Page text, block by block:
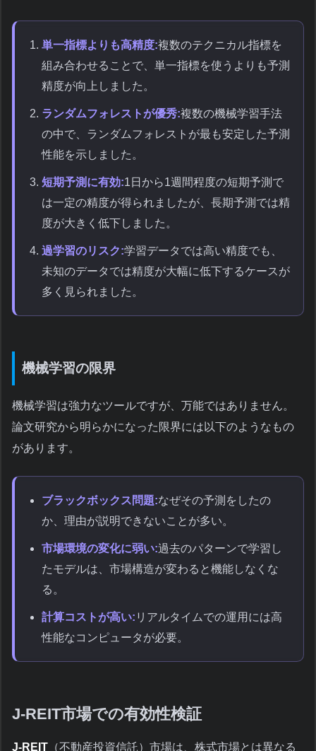
単一指標よりも高精度:複数のテクニカル指標を
組み合わせることで、単一指標を使うよりも予測
精度が向上しました。
ランダムフォレストが優秀:複数の機械学習手法
の中で、ランダムフォレストが最も安定した予測
性能を示しました。
短期予測に有効:1日から1週間程度の短期予測で
は一定の精度が得られましたが、長期予測では精
度が大きく低下しました。
過学習のリスク:学習データでは高い精度でも、
未知のデータでは精度が大幅に低下するケースが
多く見られました。
機械学習の限界
機械学習は強力なツールですが、万能ではありません。
論文研究から明らかになった限界には以下のようなもの
があります。
ブラックボックス問題:なぜその予測をしたの
か、理由が説明できないことが多い。
市場環境の変化に弱い:過去のパターンで学習し
たモデルは、市場構造が変わると機能しなくな
る。
計算コストが高い: リアルタイムでの運用には高
性能なコンピュータが必要。
J-REIT市場での有効性検証
J-REIT （不動産投資信託）市場は、株式市場とは異なる